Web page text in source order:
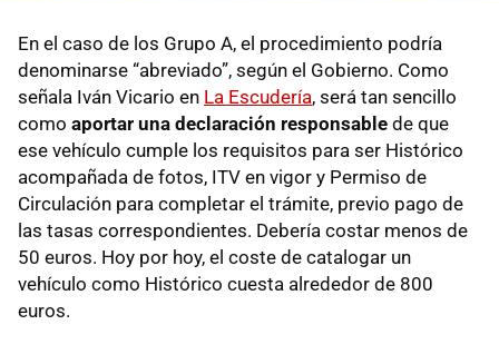
En el caso de los Grupo A, el procedimiento podría
denominarse “abreviado”, según el Gobierno. Como
señala Iván Vicario en La Escudería, será tan sencillo
como aportar una declaración responsable de que
ese vehículo cumple los requisitos para ser Histórico
acompañada de fotos, ITV en vigor y Permiso de
Circulación para completar el trámite, previo pago de
las tasas correspondientes. Debería costar menos de
50 euros. Hoy por hoy, el coste de catalogar un
vehículo como Histórico cuesta alrededor de 800
euros.